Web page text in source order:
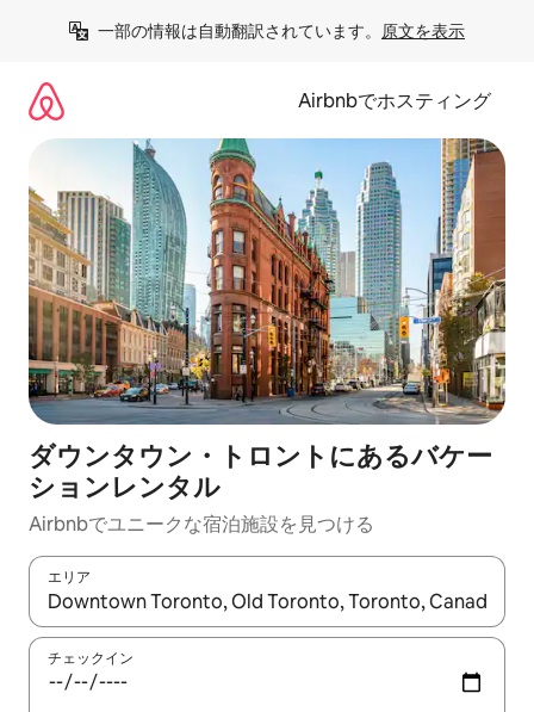
一部の情報は自動翻訳されています。 原文を表示
Airbnbでホスティング
ダウンタウン・トロントにあるバケー
ションレンタル
Airbnbでユニークな宿泊施設を見つける
エリア
検索結果が表示されたら、上下の矢印キーを使って移動するか
チェックイン